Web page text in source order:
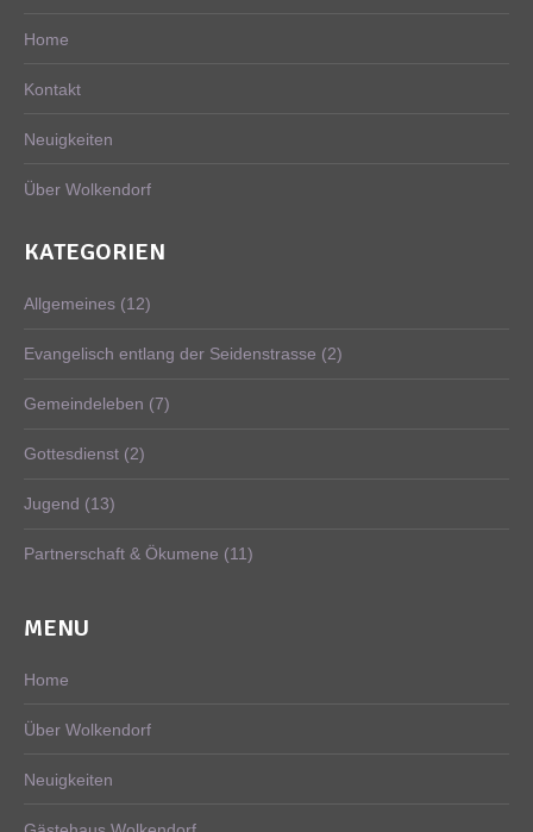
Home
Kontakt
Neuigkeiten
Über Wolkendorf
KATEGORIEN
Allgemeines (12)
Evangelisch entlang der Seidenstrasse (2)
Gemeindeleben (7)
Gottesdienst (2)
Jugend (13)
Partnerschaft & Ökumene (11)
MENU
Home
Über Wolkendorf
Neuigkeiten